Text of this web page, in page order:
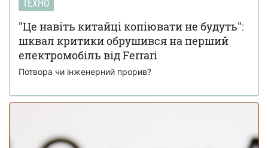
від фото
18 листопада 17:34 Кінець епохи: Ford Focus зняли з
виробництва після 27 років на ринку (фото)
ТЕХНО
"Це навіть китайці копіювати не будуть":
шквал критики обрушився на перший
електромобіль від Ferrari
Потвора чи інженерний прорив?